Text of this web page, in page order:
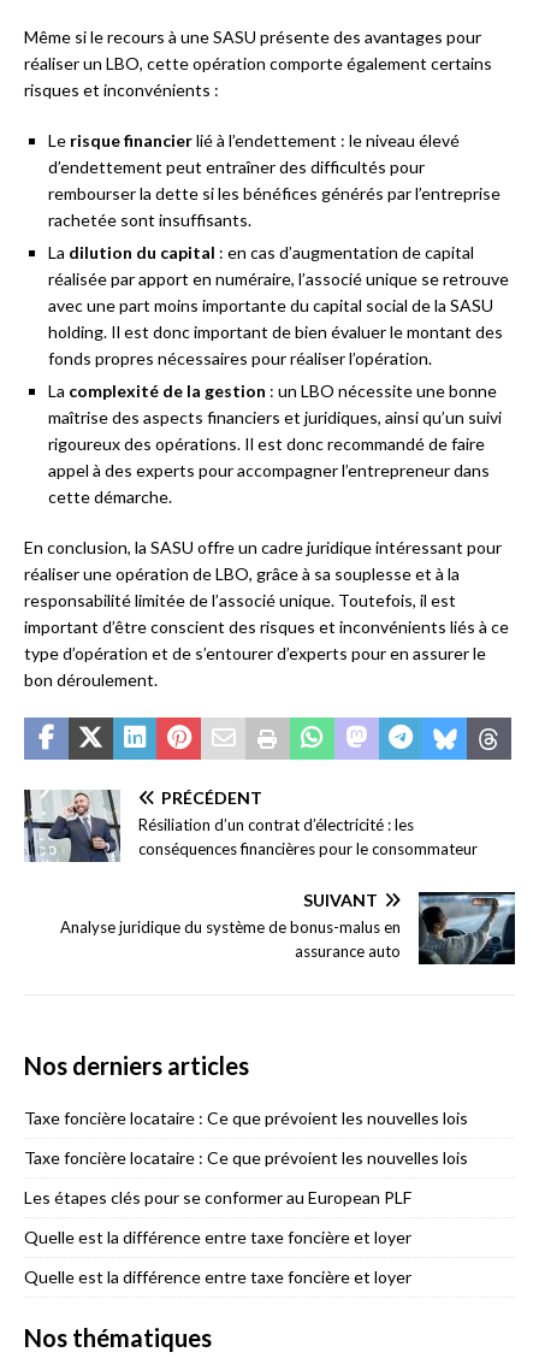
Même si le recours à une SASU présente des avantages pour
réaliser un LBO, cette opération comporte également certains
risques et inconvénients :
Le risque financierlié à l’endettement : le niveau élevé
d’endettement peut entraîner des difficultés pour
rembourser la dette si les bénéfices générés par l’entreprise
rachetée sont insuffisants.
La dilution du capital : en cas d’augmentation de capital
réalisée par apport en numéraire, l’associé unique se retrouve
avec une part moins importante du capital social de la SASU
holding. Il est donc important de bien évaluer le montant des
fonds propres nécessaires pour réaliser l’opération.
La complexité de la gestion : un LBO nécessite une bonne
maîtrise des aspects financiers et juridiques, ainsi qu’un suivi
rigoureux des opérations. Il est donc recommandé de faire
appel à des experts pour accompagner l’entrepreneur dans
cette démarche.
En conclusion, la SASU offre un cadre juridique intéressant pour
réaliser une opération de LBO, grâce à sa souplesse et à la
responsabilité limitée de l’associé unique. Toutefois, il est
important d’être conscient des risques et inconvénients liés à ce
type d’opération et de s’entourer d’experts pour en assurer le
bon déroulement.
PRÉCÉDENT
Résiliation d’un contrat d’électricité : les
conséquences financières pour le consommateur
SUIVANT
Analyse juridique du système de bonus-malus en
assurance auto
Nos derniers articles
Taxe foncière locataire : Ce que prévoient les nouvelles lois
Taxe foncière locataire : Ce que prévoient les nouvelles lois
Les étapes clés pour se conformer au European PLF
Quelle est la différence entre taxe foncière et loyer
Quelle est la différence entre taxe foncière et loyer
Nos thématiques